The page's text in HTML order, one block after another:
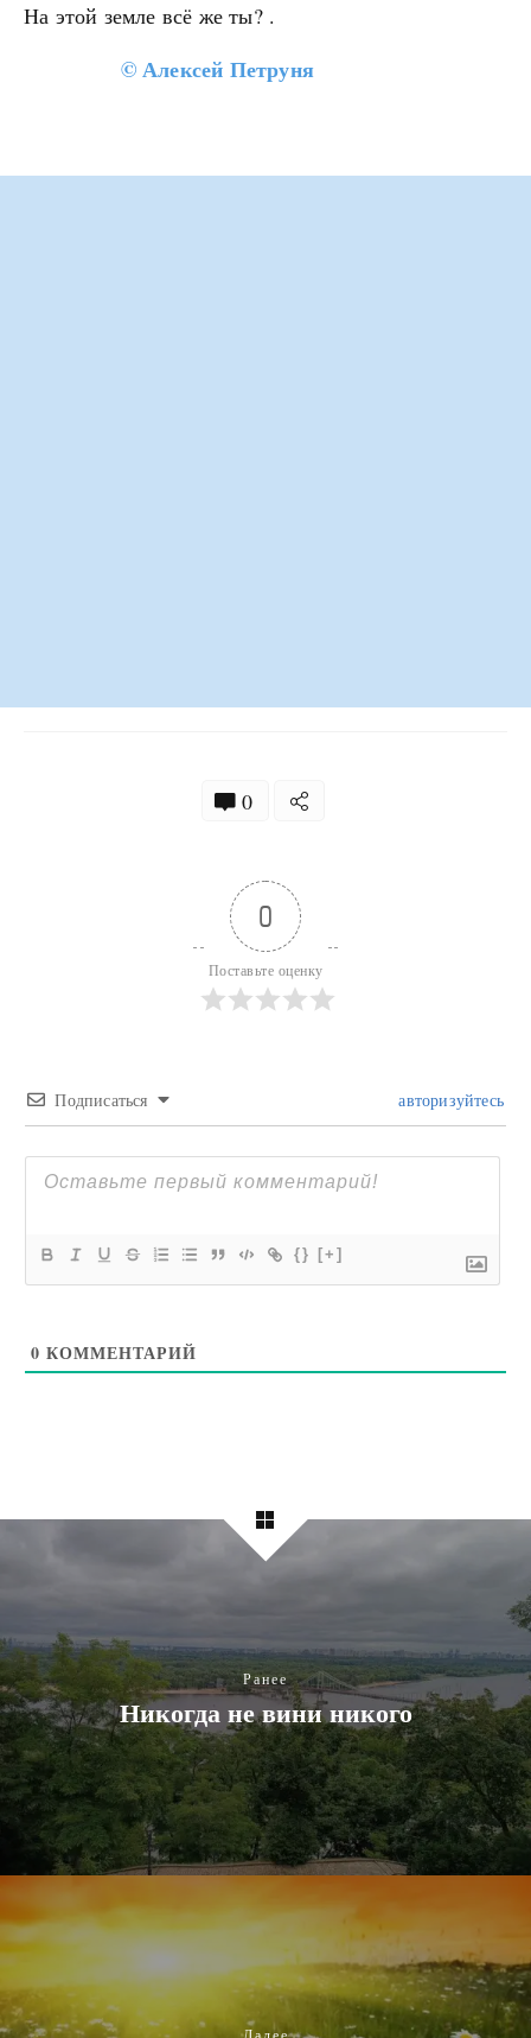
На этой земле всё же ты? .
©Алексей Петруня
0
0
Поставьте оценку
Подписаться авторизуйтесь
{} [+]
0 КОММЕНТАРИЙ
Ранее
Никогда не вини никого